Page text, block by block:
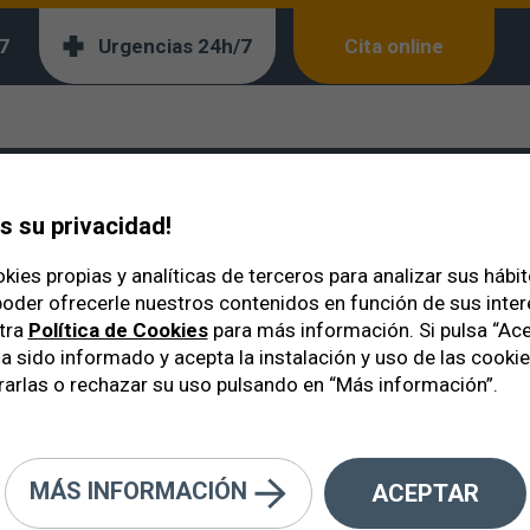
Urgencias 24h/7 Cita online
Objetivo la
dejar de pensar
su privacidad!
propias y analíticas de terceros para analizar sus
ofrecerle nuestros contenidos en función de sus
Política de Cookiespara más información. Si pulsa
sido informado y acepta la instalación y uso de las
o rechazar su uso pulsando en “Más información”.
MÁS INFORMACIÓN ACEPTAR